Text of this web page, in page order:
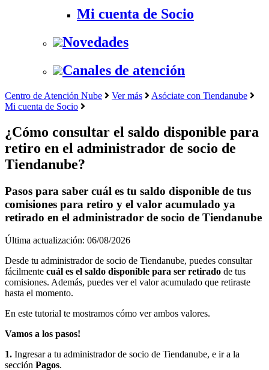
Mi cuenta de Socio
Novedades
Canales de atención
Centro de Atención Nube Ver más
Asóciate con Tiendanube
Mi cuenta de Socio
¿Cómo consultar el saldo disponible para
retiro en el administrador de socio de
Tiendanube?
Pasos para saber cuál es tu saldo disponible de tus
comisiones para retiro y el valor acumulado ya
retirado en el administrador de socio de Tiendanube
Última actualización: 06/08/2026
Desde tu administrador de socio de Tiendanube, puedes consultar
fácilmente cuál es el saldo disponible para ser retirado de tus
comisiones. Además, puedes ver el valor acumulado que retiraste
hasta el momento.
En este tutorial te mostramos cómo ver ambos valores.
Vamos a los pasos!
1. Ingresar a tu administrador de socio de Tiendanube, e ir a la
sección Pagos.